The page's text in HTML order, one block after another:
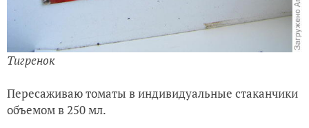
Тигренок
Пересаживаю томаты в индивидуальные стаканчики
объемом в 250 мл.